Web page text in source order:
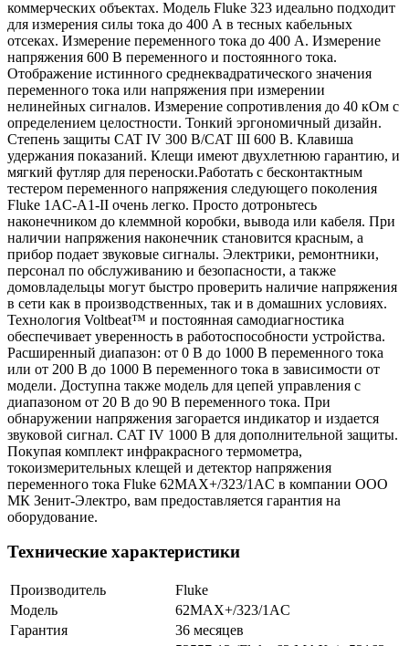
коммерческих объектах. Модель Fluke 323 идеально подходит
для измерения силы тока до 400 А в тесных кабельных
отсеках. Измерение переменного тока до 400 A. Измерение
напряжения 600 В переменного и постоянного тока.
Отображение истинного среднеквадратического значения
переменного тока или напряжения при измерении
нелинейных сигналов. Измерение сопротивления до 40 кОм с
определением целостности. Тонкий эргономичный дизайн.
Степень защиты CAT IV 300 В/CAT III 600 В. Клавиша
удержания показаний. Клещи имеют двухлетнюю гарантию, и
мягкий футляр для переноски.Работать с бесконтактным
тестером переменного напряжения следующего поколения
Fluke 1AC-A1-II очень легко. Просто дотроньтесь
наконечником до клеммной коробки, вывода или кабеля. При
наличии напряжения наконечник становится красным, а
прибор подает звуковые сигналы. Электрики, ремонтники,
персонал по обслуживанию и безопасности, а также
домовладельцы могут быстро проверить наличие напряжения
в сети как в производственных, так и в домашних условиях.
Технология Voltbeat™ и постоянная самодиагностика
обеспечивает уверенность в работоспособности устройства.
Расширенный диапазон: от 0 В до 1000 В переменного тока
или от 200 В до 1000 В переменного тока в зависимости от
модели. Доступна также модель для цепей управления с
диапазоном от 20 В до 90 В переменного тока. При
обнаружении напряжения загорается индикатор и издается
звуковой сигнал. CAT IV 1000 В для дополнительной защиты.
Покупая комплект инфракрасного термометра,
токоизмерительных клещей и детектор напряжения
переменного тока Fluke 62MAX+/323/1AC в компании ООО
МК Зенит-Электро, вам предоставляется гарантия на
оборудование.
Технические характеристики
Производитель
Fluke
Модель
62MAX+/323/1AC
Гарантия
36 месяцев